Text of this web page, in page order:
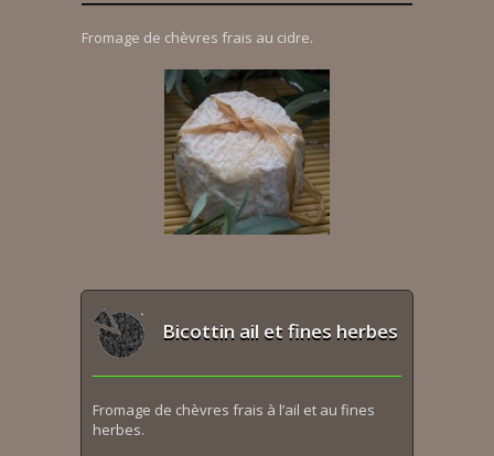
Fromage de chèvres frais au cidre.
Bicottin ail et fines herbes
Fromage de chèvres frais à l’ail et au fines
herbes.